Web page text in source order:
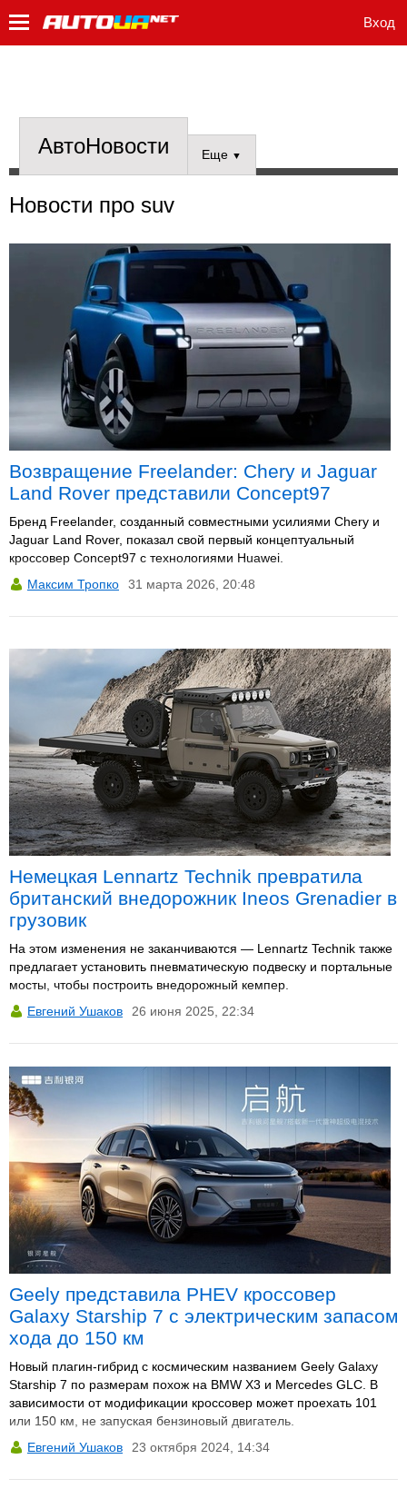
Вход
АвтоНовости Еще ▼
Новости про suv
Возвращение Freelander: Chery и Jaguar
Land Rover представили Concept97
Бренд Freelander, созданный совместными усилиями Chery и
Jaguar Land Rover, показал свой первый концептуальный
кроссовер Concept97 с технологиями Huawei.
Максим Тропко
31 марта 2026, 20:48
Немецкая Lennartz Technik превратила
британский внедорожник Ineos Grenadier в
грузовик
На этом изменения не заканчиваются — Lennartz Technik также
предлагает установить пневматическую подвеску и портальные
мосты, чтобы построить внедорожный кемпер.
Евгений Ушаков
26 июня 2025, 22:34
Geely представила PHEV кроссовер
Galaxy Starship 7 с электрическим запасом
хода до 150 км
Новый плагин-гибрид с космическим названием Geely Galaxy
Starship 7 по размерам похож на BMW X3 и Mercedes GLC. В
зависимости от модификации кроссовер может проехать 101
или 150 км, не запуская бензиновый двигатель.
Евгений Ушаков
23 октября 2024, 14:34